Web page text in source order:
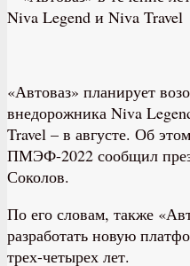
«Автоваз» планирует
внедорожника Niva
Travel – в августе. Об
ПМЭФ-2022 сообщил
Соколов.
По его словам, также
разработать новую
трех-четырех лет.